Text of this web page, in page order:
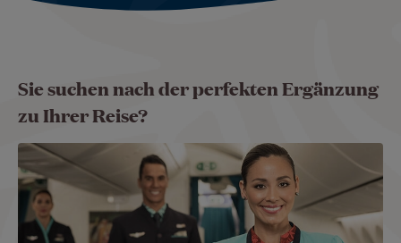
Sie suchen nach der perfekten Ergänzung
zu Ihrer Reise?